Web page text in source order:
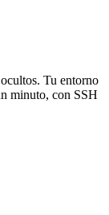
Tu entorno
minuto, con SSH